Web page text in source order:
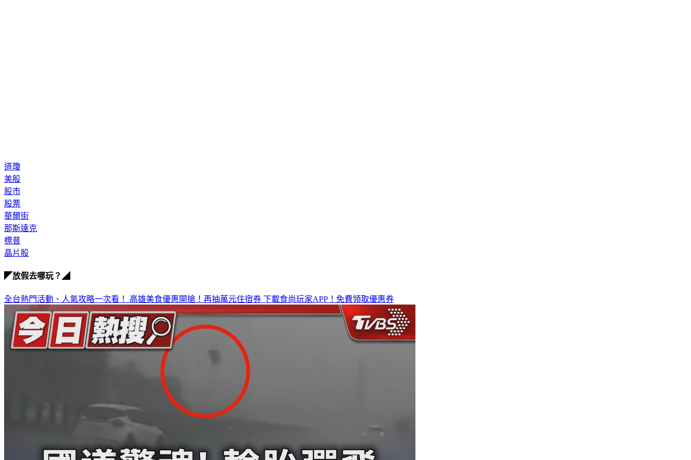
道瓊
美股
股市
股票
華爾街
那斯達克
標普
晶片股
◤放假去哪玩？◢
全台熱門活動、人氣攻略一次看！ 高雄美食優惠開搶！再抽萬元住宿券 下載食尚玩家APP！免費領取優惠券